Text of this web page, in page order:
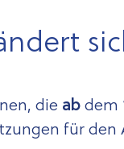
die abdem
für den